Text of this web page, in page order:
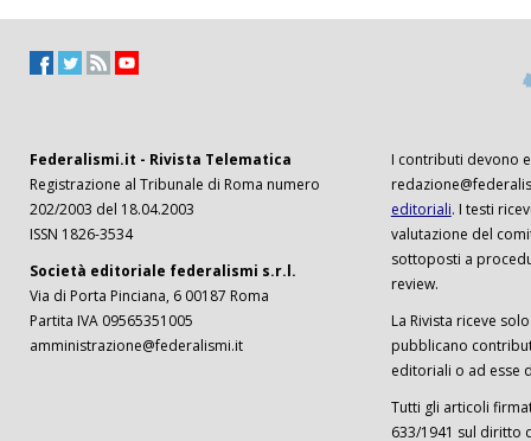
Federalismi.it - Rivista Telematica
Registrazione al Tribunale di Roma numero
202/2003 del 18.04.2003
ISSN 1826-3534
Società editoriale federalismi s.r.l.
Via di Porta Pinciana, 6 00187 Roma
Partita IVA 09565351005
amministrazione@federalismi.it
I contributi devono
editoriali. I testi
valutazione del
sottoposti a
review.
La Rivista riceve
pubblicano
editoriali o ad esse
Tutti gli articoli
633/1941 sul diritto